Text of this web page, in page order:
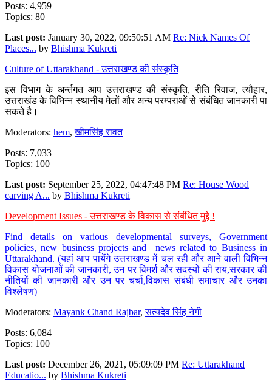
Posts: 4,959
Topics: 80
Last post: January 30, 2022, 09:50:51 AM Re: Nick Names Of
Places... by Bhishma Kukreti
Culture of Uttarakhand - उत्तराखण्ड की संस्कृति
इस विभाग के अर्न्तगत आप उत्तराखण्ड की संस्कृति, रीति रिवाज, त्यौहार,
उत्तराखंड के विभिन्न स्थानीय मेलों और अन्य परम्पराओं से संबंधित जानकारी पा
सकते है।
Moderators: hem,खीमसिंह रावत
Posts: 7,033
Topics: 100
Last post: September 25, 2022, 04:47:48 PM Re: House Wood
carving A... by Bhishma Kukreti
Development Issues - उत्तराखण्ड के विकास से संबंधित मुद्दे !
Find details on various developmental surveys, Government
policies, new business projects and news related to Business in
Uttarakhand. (यहां आप पायेंगे उत्तराखण्ड में चल रही और आने वाली विभिन्न
विकास योजनाओं की जानकारी, उन पर विमर्श और सदस्यों की राय,सरकार की
नीतियों की जानकारी और उन पर चर्चा,विकास संबंधी समाचार और उनका
विश्लेषण)
Moderators: Mayank Chand Rajbar,सत्यदेव सिंह नेगी
Posts: 6,084
Topics: 100
Last post: December 26, 2021, 05:09:09 PM Re: Uttarakhand
Educatio... by Bhishma Kukreti